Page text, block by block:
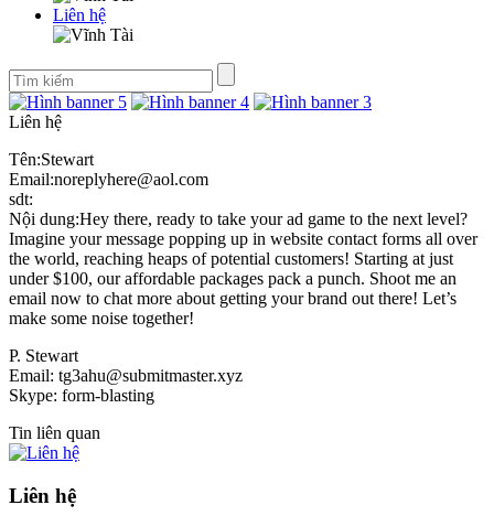
Liên hệ
Liên hệ
Tên:Stewart
Email:noreplyhere@aol.com
sdt:
Nội dung:Hey there, ready to take your ad game to the next level?
Imagine your message popping up in website contact forms all over
the world, reaching heaps of potential customers! Starting at just
under $100, our affordable packages pack a punch. Shoot me an
email now to chat more about getting your brand out there! Let’s
make some noise together!
P. Stewart
Email: tg3ahu@submitmaster.xyz
Skype: form-blasting
Tin liên quan
Liên hệ